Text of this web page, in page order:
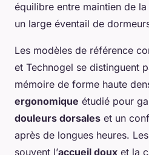
équilibre entre maintien de
un large éventail de
Les modèles de référence
et Technogel se distinguent
mémoire de forme haute
ergonomique étudié pour
douleurs dorsales et un
après de longues heures.
souvent l’accueil doux et la